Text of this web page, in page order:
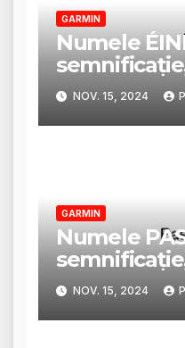
GARMIN
Numele
trăsături și
NOV. 15, 2024
GARMIN
Numele
trăsături și
NOV. 15, 2024